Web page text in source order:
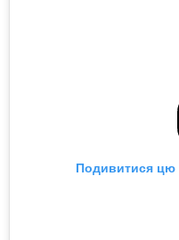
Подивитися цю